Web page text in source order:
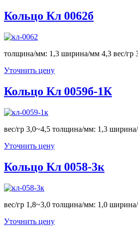
Кольцо Кл 0062б
толщина/мм: 1,3 ширина/мм 4,3 вес/гр
Уточнить цену
Кольцо Кл 0059б-1К
вес/гр 3,0~4,5 толщина/мм: 1,3
Уточнить цену
Кольцо Кл 0058-3к
вес/гр 1,8~3,0 толщина/мм: 1,0
Уточнить цену